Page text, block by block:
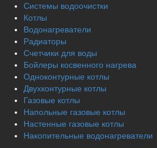
Системы водоочистки
Котлы
Водонагреватели
Радиаторы
Cчетчики для воды
Бойлеры косвенного нагрева
Одноконтурные котлы
Двухконтурные котлы
Газовые котлы
Напольные газовые котлы
Настенные газовые котлы
Накопительные водонагреватели